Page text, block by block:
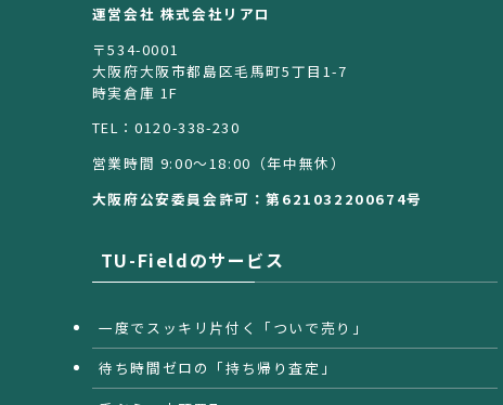
運営会社 株式会社リアロ
〒534-0001
大阪府大阪市都島区毛馬町5丁目1-7
時実倉庫 1F
TEL：0120-338-230
営業時間 9:00〜18:00（年中無休）
大阪府公安委員会許可：第621032200674号
TU-Fieldのサービス
一度でスッキリ片付く「ついで売り」
待ち時間ゼロの「持ち帰り査定」